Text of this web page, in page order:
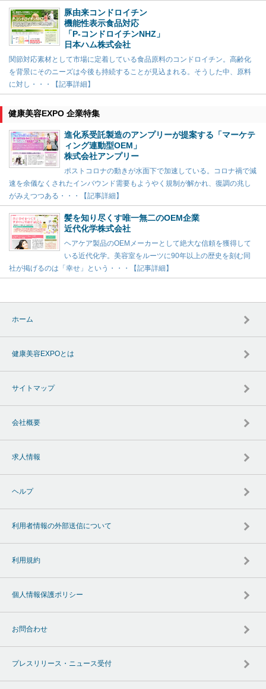
豚由来コンドロイチン
機能性表示食品対応
「P-コンドロイチンNHZ」
日本ハム株式会社
関節対応素材として市場に定着している食品原料のコンドロイチン。高齢化
を背景にそのニーズは今後も持続することが見込まれる。そうした中、原料
に対し・・・【記事詳細】
健康美容EXPO 企業特集
進化系受託製造のアンプリーが提案する「マーケテ
ィング連動型OEM」
株式会社アンプリー
ポストコロナの動きが水面下で加速している。コロナ禍で減
速を余儀なくされたインバウンド需要もようやく規制が解かれ、復調の兆し
がみえつつある・・・【記事詳細】
髪を知り尽くす唯一無二のOEM企業
近代化学株式会社
ヘアケア製品のOEMメーカーとして絶大な信頼を獲得して
いる近代化学。美容室をルーツに90年以上の歴史を刻む同
社が掲げるのは「幸せ」という・・・【記事詳細】
ホーム
健康美容EXPOとは
サイトマップ
会社概要
求人情報
ヘルプ
利用者情報の外部送信について
利用規約
個人情報保護ポリシー
お問合わせ
プレスリリース・ニュース受付